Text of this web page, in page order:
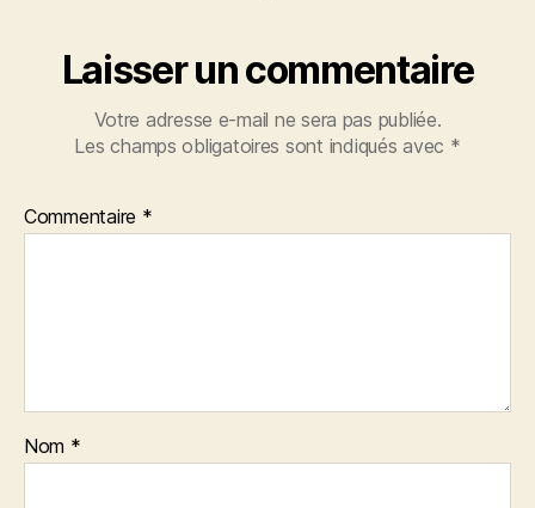
Laisser un commentaire
Votre adresse e-mail ne sera pas publiée.
Les champs obligatoires sont indiqués avec *
Commentaire *
Nom *